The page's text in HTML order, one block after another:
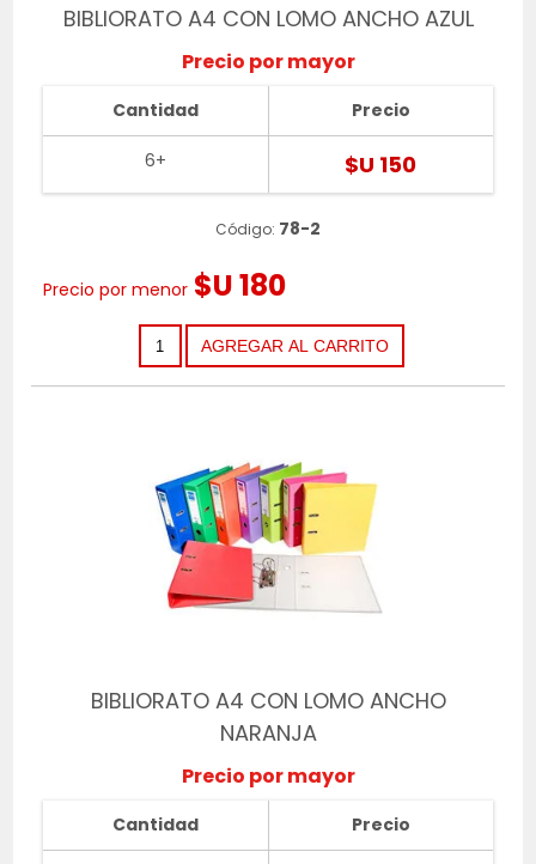
BIBLIORATO A4 CON LOMO ANCHO AZUL
Precio por mayor
Cantidad
6+
Precio
$U 150
Código: 78-2
Precio por menor $U 180
BIBLIORATO A4 CON LOMO ANCHO
NARANJA
Precio por mayor
Cantidad Precio